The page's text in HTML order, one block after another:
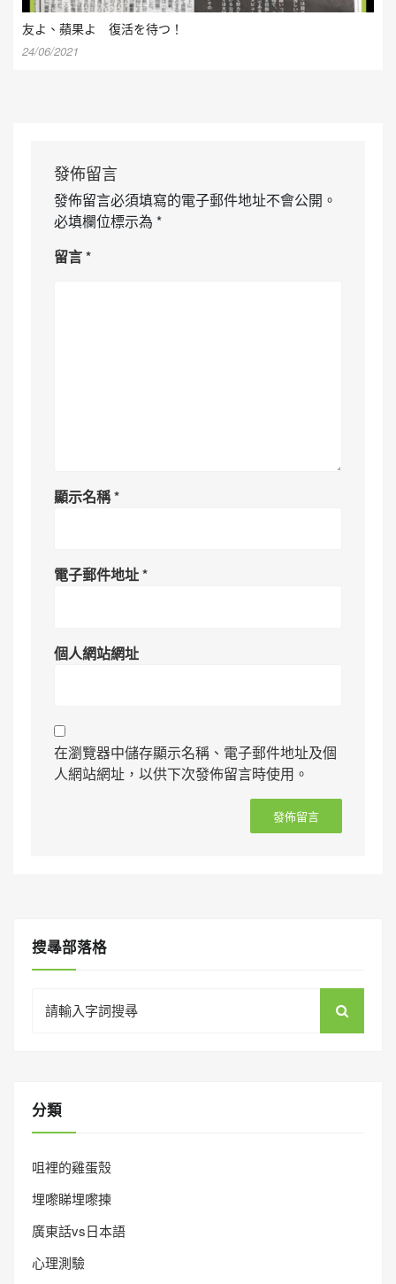
友よ、蘋果よ 復活を待つ！
24/06/2021
發佈留言
發佈留言必須填寫的電子郵件地址不會公開。
必填欄位標示為 *
留言*
顯示名稱*
電子郵件地址*
個人網站網址
在瀏覽器中儲存顯示名稱、電子郵件地址及個
人網站網址，以供下次發佈留言時使用。
搜㝷部落格
for:
分類
咀裡的雞蛋殼
埋嚟睇埋嚟揀
廣東話vs日本語
心理測驗